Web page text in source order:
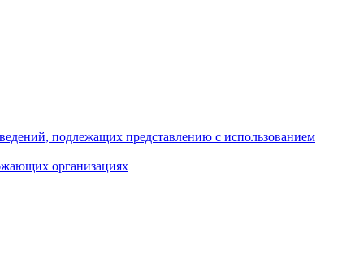
подлежащих представлению с использованием
организациях